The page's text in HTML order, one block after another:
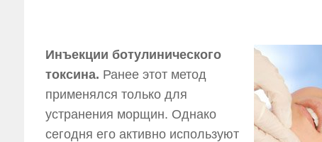
Инъекции ботулинического
токсина. Ранее этот метод
применялся только для
устранения морщин. Однако
сегодня его активно используют